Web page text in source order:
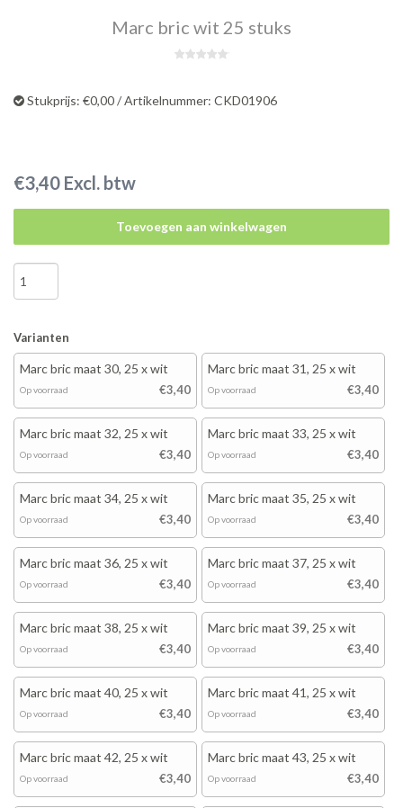
Marc bric wit 25 stuks
Stukprijs: €0,00 / Artikelnummer: CKD01906
€3,40 Excl. btw
Toevoegen aan winkelwagen
Varianten
Marc bric maat 30, 25 x wit
€3,40
Op voorraad
Marc bric maat 31, 25 x wit
€3,40
Op voorraad
Marc bric maat 32, 25 x wit
€3,40
Op voorraad
Marc bric maat 33, 25 x wit
€3,40
Op voorraad
Marc bric maat 34, 25 x wit
€3,40
Op voorraad
Marc bric maat 35, 25 x wit
€3,40
Op voorraad
Marc bric maat 36, 25 x wit
€3,40
Op voorraad
Marc bric maat 37, 25 x wit
€3,40
Op voorraad
Marc bric maat 38, 25 x wit
€3,40
Op voorraad
Marc bric maat 39, 25 x wit
€3,40
Op voorraad
Marc bric maat 40, 25 x wit
€3,40
Op voorraad
Marc bric maat 41, 25 x wit
€3,40
Op voorraad
Marc bric maat 42, 25 x wit
€3,40
Op voorraad
Marc bric maat 43, 25 x wit
€3,40
Op voorraad